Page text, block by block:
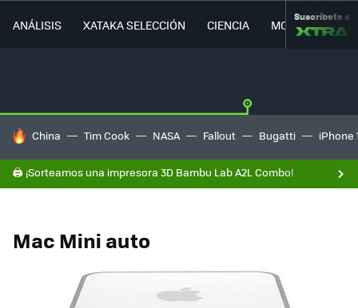
ANÁLISIS XATAKA SELECCIÓN CIENCIA MOVILIDAD
Suscríbete a
HOY SE HABLA DE
China Tim Cook NASA Fallout Bugatti iPhone
🖨️ ¡Sorteamos una impresora 3D Bambu Lab A2L Combo!
Mac Mini auto